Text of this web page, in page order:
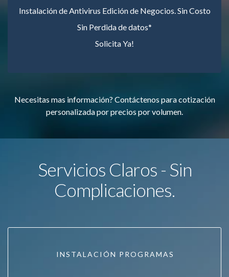
Instalación de Antivirus Edición de Negocios. Sin Costo
Sin Perdida de datos*
Solicita Ya!
Necesitas mas información? Contáctenos para cotización
personalizada por precios por volumen.
Servicios Claros - Sin
Complicaciones.
INSTALACIÓN PROGRAMAS